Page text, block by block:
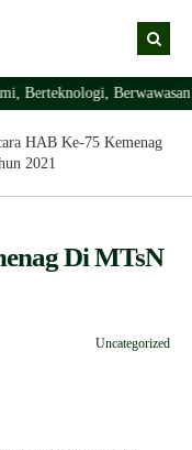
Berteknologi,
HAB Ke-75 Kemenag
2021
Di MTsN
Uncategorized